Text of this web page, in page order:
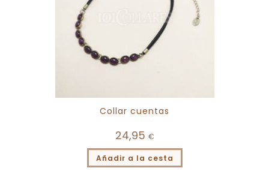
Collar cuentas
24,95 €
Añadir a la cesta